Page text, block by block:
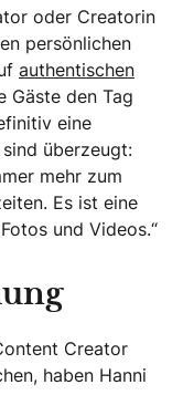
oder Creatorin
persönlichen
authentischen
Gäste den Tag
eine
überzeugt:
mehr zum
Es ist eine
und Videos.“
Creator
haben Hanni